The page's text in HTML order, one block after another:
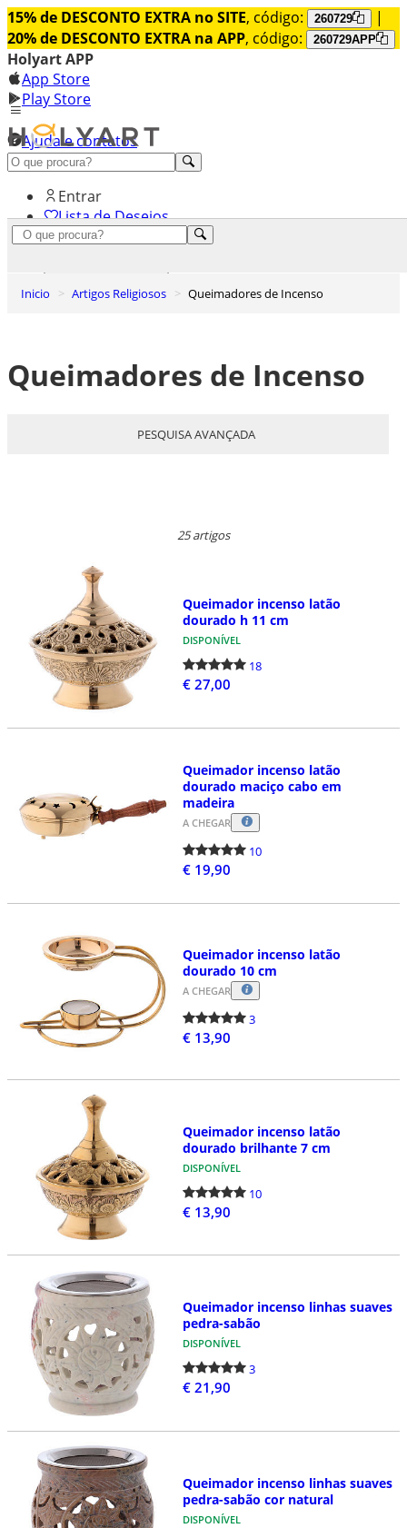
15% de DESCONTO EXTRA no SITE, código: 260729
|
20% de DESCONTO EXTRA na APP, código: 260729APP
Holyart APP
App Store
Play Store
Ajuda e contatos
Conheça premium
Entrar
Lista de Desejos
Inicio Artigos Religiosos Queimadores de Incenso
Queimadores de Incenso
PESQUISA AVANÇADA
25 artigos
Queimador incenso latão
dourado h 11 cm
DISPONÍVEL
18
€ 27,00
Queimador incenso latão
dourado maciço cabo em
madeira
A CHEGAR
10
€ 19,90
Queimador incenso latão
dourado 10 cm
A CHEGAR
3
€ 13,90
Queimador incenso latão
dourado brilhante 7 cm
DISPONÍVEL
10
€ 13,90
Queimador incenso linhas suaves
pedra-sabão
DISPONÍVEL
3
€ 21,90
Queimador incenso linhas suaves
pedra-sabão cor natural
DISPONÍVEL